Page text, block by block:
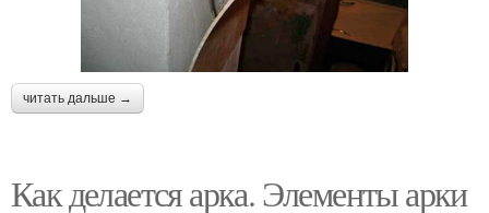
читать дальше →
Как делается арка. Элементы арки